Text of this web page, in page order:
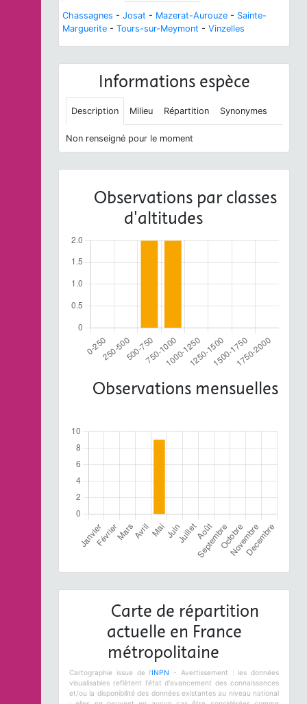
Chassagnes - Josat - Mazerat-Aurouze - Sainte-
Marguerite - Tours-sur-Meymont - Vinzelles
Informations espèce
Description Milieu Répartition Synonymes
Non renseigné pour le moment
Observations par classes
d'altitudes
Observations mensuelles
Carte de répartition
actuelle en France
métropolitaine
Cartographie issue de l'INPN
- Avertissement : les données
visualisables reflètent l'état d'avancement des connaissances
et/ou la disponibilité des données existantes au niveau national